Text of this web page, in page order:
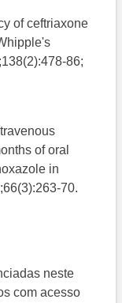
of ceftriaxone
86;
of oral
in
70.
neste
com acesso